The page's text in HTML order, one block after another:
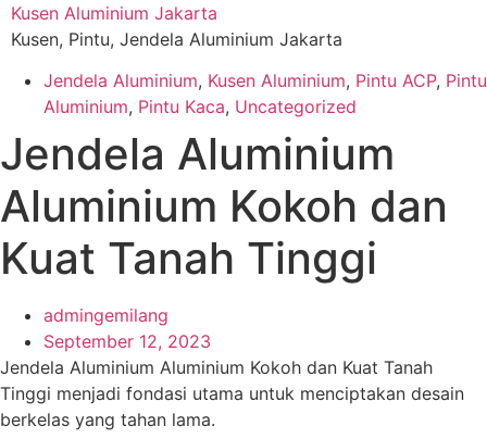
Skip
to
Kusen Aluminium Jakarta
Kusen, Pintu, Jendela Aluminium Jakarta
Jendela Aluminium, Kusen Aluminium, Pintu ACP, Pintu
Aluminium, Pintu Kaca, Uncategorized
Jendela Aluminium
Aluminium Kokoh dan
Kuat Tanah Tinggi
admingemilang
September 12, 2023
Jendela Aluminium Aluminium Kokoh dan Kuat Tanah
Tinggi menjadi fondasi utama untuk menciptakan desain
berkelas yang tahan lama.